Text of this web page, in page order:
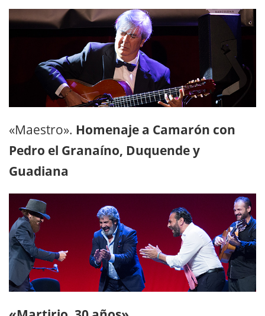
«Maestro». Homenaje a Camarón con
Pedro el Granaíno, Duquende y
Guadiana